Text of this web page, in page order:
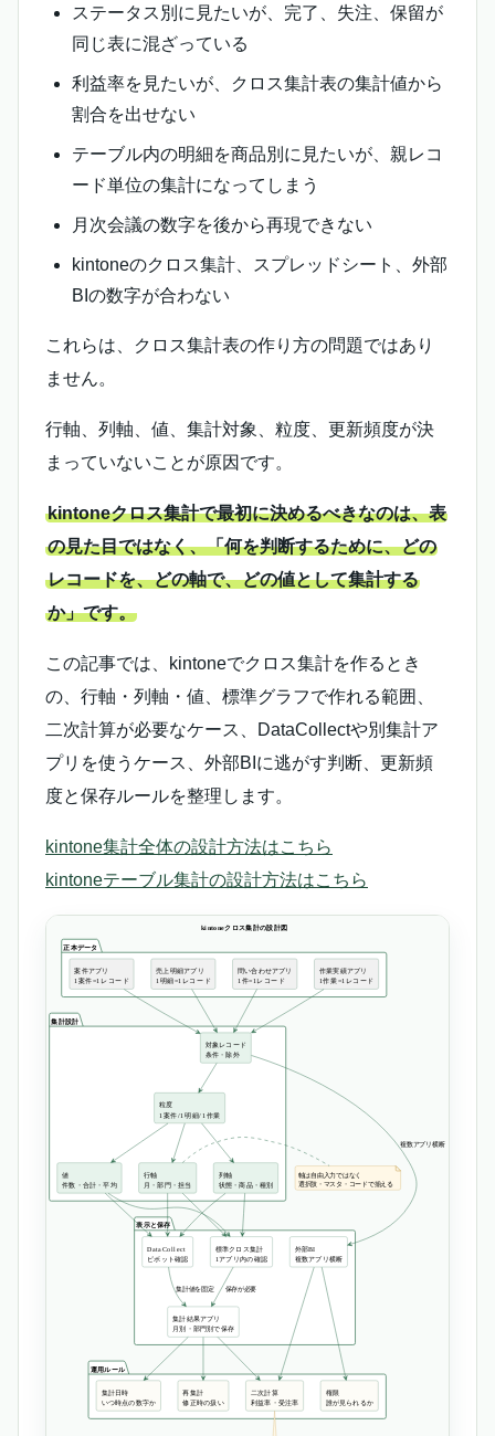
ステータス別に見たいが、完了、失注、保留が
同じ表に混ざっている
利益率を見たいが、クロス集計表の集計値から
割合を出せない
テーブル内の明細を商品別に見たいが、親レコ
ード単位の集計になってしまう
月次会議の数字を後から再現できない
kintoneのクロス集計、スプレッドシート、外部
BIの数字が合わない
これらは、クロス集計表の作り方の問題ではあり
ません。
行軸、列軸、値、集計対象、粒度、更新頻度が決
まっていないことが原因です。
kintoneクロス集計で最初に決めるべきなのは、表
の見た目ではなく、「何を判断するために、どの
レコードを、どの軸で、どの値として集計する
か」です。
この記事では、kintoneでクロス集計を作るとき
の、行軸・列軸・値、標準グラフで作れる範囲、
二次計算が必要なケース、DataCollectや別集計ア
プリを使うケース、外部BIに逃がす判断、更新頻
度と保存ルールを整理します。
kintone集計全体の設計方法はこちら
kintoneテーブル集計の設計方法はこちら